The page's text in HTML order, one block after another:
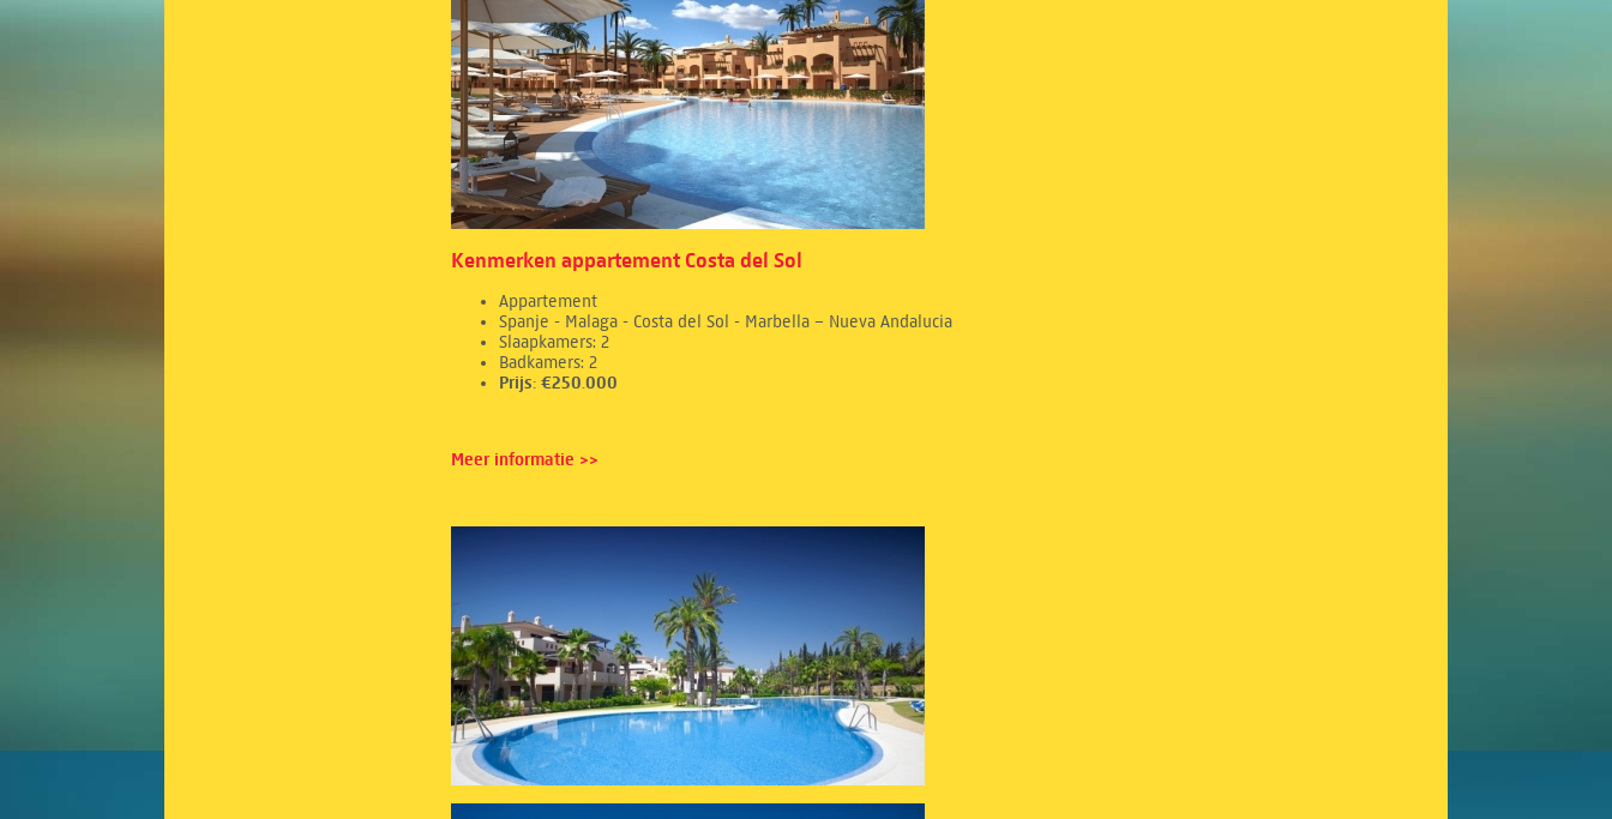
Kenmerken appartement Costa del Sol
Appartement
Spanje - Malaga - Costa del Sol - Marbella – Nueva Andalucia
Slaapkamers: 2
Badkamers: 2
Prijs: €250.000
Meer informatie >>